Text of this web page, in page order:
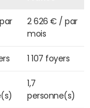
2 626 € / par
mois
1 107 foyers
1,7
personne(s)